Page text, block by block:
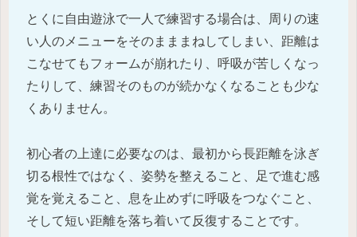
とくに自由遊泳で一人で練習する場合は、周りの速
い人のメニューをそのまままねしてしまい、距離は
こなせてもフォームが崩れたり、呼吸が苦しくなっ
たりして、練習そのものが続かなくなることも少な
くありません。
初心者の上達に必要なのは、最初から長距離を泳ぎ
切る根性ではなく、姿勢を整えること、足で進む感
覚を覚えること、息を止めずに呼吸をつなぐこと、
そして短い距離を落ち着いて反復することです。